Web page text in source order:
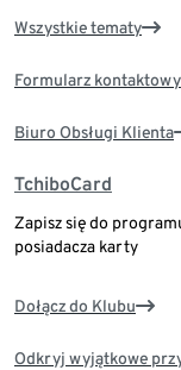
Wszystkie tematy
Formularz kontaktowy
Biuro Obsługi Klienta
TchiboCard
Zapisz się do
posiadacza karty
Dołącz do Klubu
Odkryj wyjątkowe